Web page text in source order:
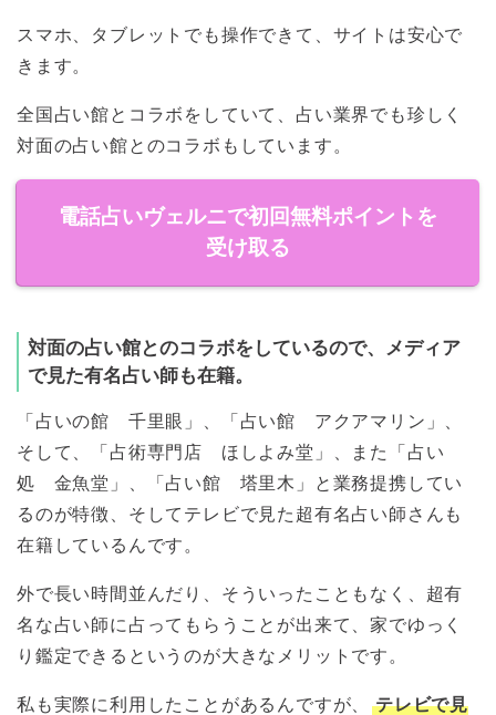
スマホ、タブレットでも操作できて、サイトは安心で
きます。
全国占い館とコラボをしていて、占い業界でも珍しく
対面の占い館とのコラボもしています。
電話占いヴェルニで初回無料ポイントを
受け取る
対面の占い館とのコラボをしているので、メディア
で見た有名占い師も在籍。
「占いの館 千里眼」、「占い館 アクアマリン」、
そして、「占術専門店 ほしよみ堂」、また「占い
処 金魚堂」、「占い館 塔里木」と業務提携してい
るのが特徴、そしてテレビで見た超有名占い師さんも
在籍しているんです。
外で長い時間並んだり、そういったこともなく、超有
名な占い師に占ってもらうことが出来て、家でゆっく
り鑑定できるというのが大きなメリットです。
私も実際に利用したことがあるんですが、
テレビで見